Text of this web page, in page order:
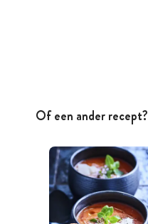
Of een ander recept?